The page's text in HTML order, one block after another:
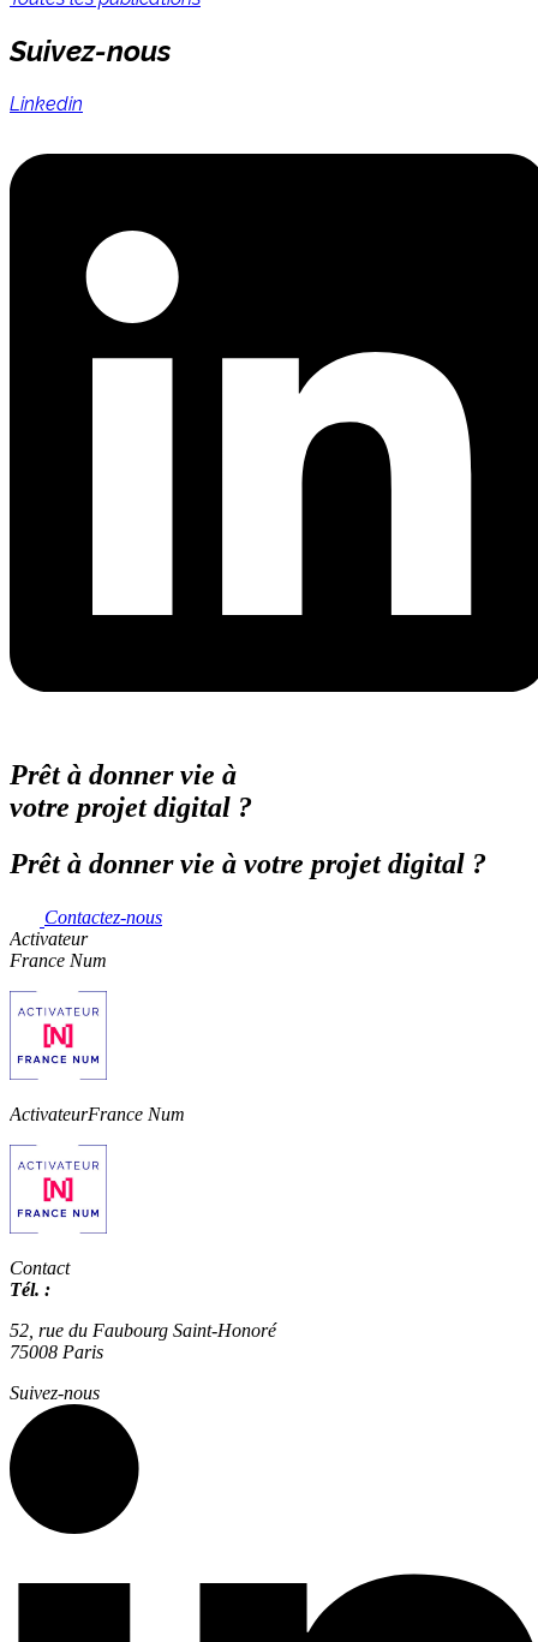
Suivez-nous
Linkedin
Prêt à donner vie à
votre projet digital ?
Prêt à donner vie à votre projet digital ?
Contactez-nous
Activateur
France Num
ActivateurFrance Num
Contact
Tél. :
52, rue du Faubourg Saint-Honoré
75008 Paris
Suivez-nous